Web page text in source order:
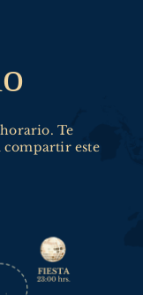
Te
compartir este